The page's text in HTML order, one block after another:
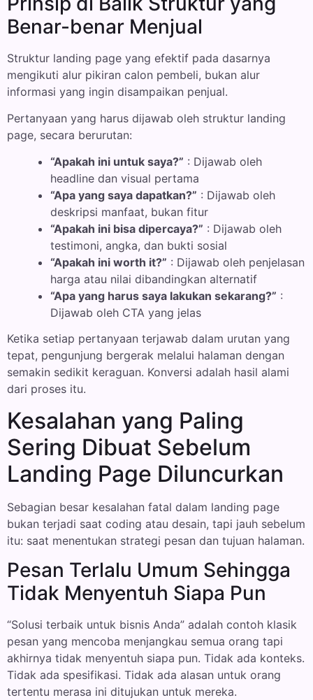
Benar-benar Menjual
Struktur landing page yang efektif pada dasarnya
mengikuti alur pikiran calon pembeli, bukan alur
informasi yang ingin disampaikan penjual.
Pertanyaan yang harus dijawab oleh struktur landing
page, secara berurutan:
“Apakah ini untuk saya?” : Dijawab oleh
headline dan visual pertama
“Apa yang saya dapatkan?” : Dijawab oleh
deskripsi manfaat, bukan fitur
“Apakah ini bisa dipercaya?” : Dijawab oleh
testimoni, angka, dan bukti sosial
“Apakah ini worth it?” : Dijawab oleh penjelasan
harga atau nilai dibandingkan alternatif
“Apa yang harus saya lakukan sekarang?” :
Dijawab oleh CTA yang jelas
Ketika setiap pertanyaan terjawab dalam urutan yang
tepat, pengunjung bergerak melalui halaman dengan
semakin sedikit keraguan. Konversi adalah hasil alami
dari proses itu.
Kesalahan yang Paling
Sering Dibuat Sebelum
Landing Page Diluncurkan
Sebagian besar kesalahan fatal dalam landing page
bukan terjadi saat coding atau desain, tapi jauh sebelum
itu: saat menentukan strategi pesan dan tujuan halaman.
Pesan Terlalu Umum Sehingga
Tidak Menyentuh Siapa Pun
“Solusi terbaik untuk bisnis Anda” adalah contoh klasik
pesan yang mencoba menjangkau semua orang tapi
akhirnya tidak menyentuh siapa pun. Tidak ada konteks.
Tidak ada spesifikasi. Tidak ada alasan untuk orang
tertentu merasa ini ditujukan untuk mereka.